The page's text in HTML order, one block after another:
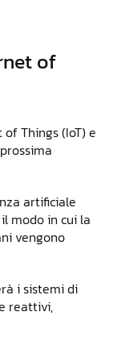
of
Things (IoT) e
artificiale
modo in cui la
vengono
i sistemi di
reattivi,